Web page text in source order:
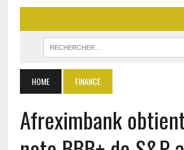
HOME FINANCE
Afreximbank